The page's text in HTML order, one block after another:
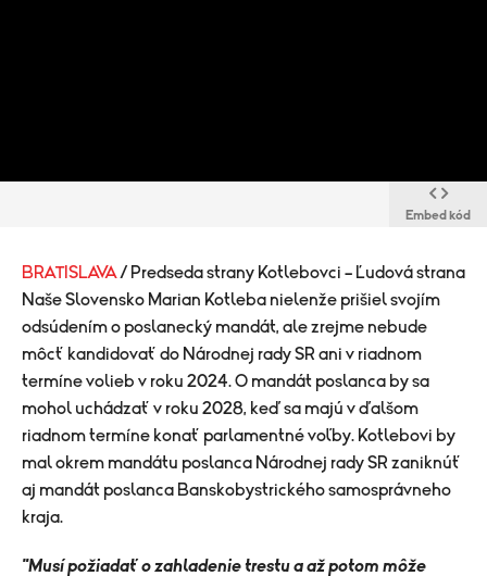
Embed kód
BRATISLAVA / Predseda strany Kotlebovci – Ľudová strana
Naše Slovensko Marian Kotleba nielenže prišiel svojím
odsúdením o poslanecký mandát, ale zrejme nebude
môcť kandidovať do Národnej rady SR ani v riadnom
termíne volieb v roku 2024. O mandát poslanca by sa
mohol uchádzať v roku 2028, keď sa majú v ďalšom
riadnom termíne konať parlamentné voľby. Kotlebovi by
mal okrem mandátu poslanca Národnej rady SR zaniknúť
aj mandát poslanca Banskobystrického samosprávneho
kraja.
"Musí požiadať o zahladenie trestu a až potom môže